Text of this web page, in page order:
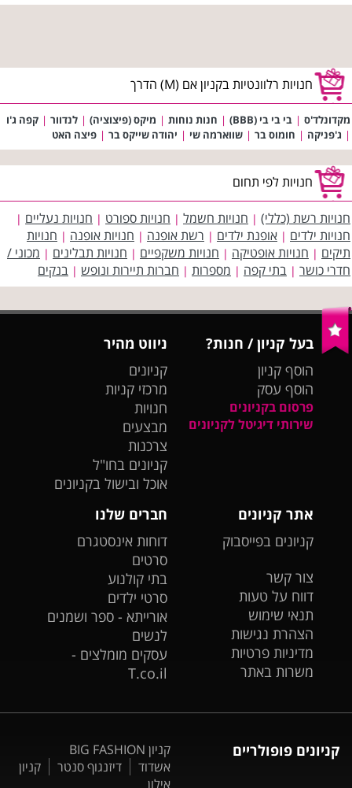
חנויות רלוונטיות בקניון אם (M) הדרך
מקדונלד'ס | בי בי בי (BBB) | חנות נוחות | מיקס (פיצוציה) | לנדוור | קפה ג'ו
| ג'פניקה | חומוס בר | שווארמה שי | יהודה שייקס בר | פיצה האט
חנויות לפי תחום
חנויות רשת (כללי) | חנויות חשמל | חנויות ספורט | חנויות נעליים |
חנויות ילדים | אופנת ילדים | רשת אופנה | חנויות אופנה | חנויות
תיקים | חנויות אופטיקה | חנויות משקפיים | חנויות תבלינים | מכוני /
חדרי כושר | בתי קפה | מספרות | חברות תיירות ונופש | בנקים
בעל קניון / חנות?
הוסף קניון
הוסף עסק
פרסום בקניונים
שירותי דיגיטל לקניונים
ניווט מהיר
קניונים
מרכזי קניות
חנויות
מבצעים
צרכנות
קניונים בחו"ל
אוכל ובישול בקניונים
אתר קניונים
קניונים בפייסבוק
צור קשר
דווח על טעות
תנאי שימוש
הצהרת נגישות
מדיניות פרטיות
משרות באתר
חברים שלנו
דוחות אינסטגרם
סרטים
בתי קולנוע
סרטי ילדים
אורייתא - ספר ושמנים
לנשים
עסקים מומלצים -
T.co.il
קניונים פופולריים
קניון BIG FASHION
אשדוד
דיזנגוף סנטר
קניון
אילון